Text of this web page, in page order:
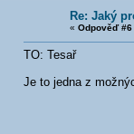
Re: Jaký
« Odpověď #6
TO: Tesař
Je to jedna z